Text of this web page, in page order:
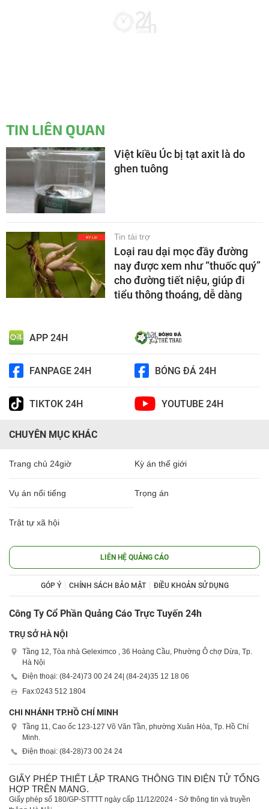
TIN LIÊN QUAN
Việt kiều Úc bị tạt axit là do
ghen tuông
Tin tài trợ
Loại rau dại mọc đầy đường
nay được xem như “thuốc quý”
cho đường tiết niệu, giúp đi
tiểu thông thoáng, dễ dàng
APP 24H
FANPAGE 24H BÓNG ĐÁ 24H
TIKTOK 24H YOUTUBE 24H
CHUYÊN MỤC KHÁC
Trang chủ 24giờ Kỳ án thế giới
Vụ án nổi tiếng Trọng án
Trật tự xã hội
LIÊN HỆ QUẢNG CÁO
GÓP Ý CHÍNH SÁCH BẢO MẬT ĐIỀU KHOẢN SỬ DỤNG
Công Ty Cổ Phần Quảng Cáo Trực Tuyến 24h
TRỤ SỞ HÀ NỘI
Tầng 12, Tòa nhà Geleximco , 36 Hoàng Cầu, Phường Ô chợ Dừa, Tp.
Hà Nội
Điện thoại: (84-24)73 00 24 24 | (84-24)35 12 18 06
Fax:0243 512 1804
CHI NHÁNH TP.HỒ CHÍ MINH
Tầng 11, Cao ốc 123-127 Võ Văn Tần, phường Xuân Hòa, Tp. Hồ Chí
Minh.
Điện thoại: (84-28)73 00 24 24
GIẤY PHÉP THIẾT LẬP TRANG THÔNG TIN ĐIỆN TỬ TỔNG
HỢP TRÊN MẠNG.
Giấy phép số 180/GP-STTTT ngày cấp 11/12/2024 - Sở thông tin và truyền